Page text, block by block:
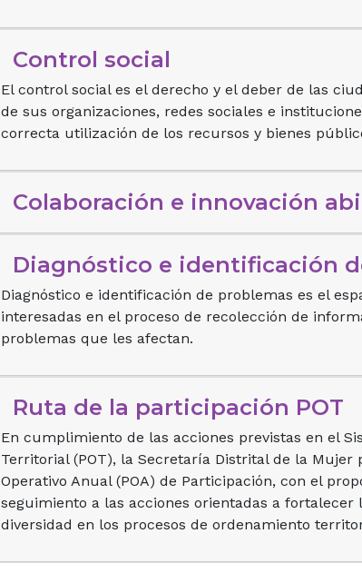
Control social
El control social es el derecho y el deber de las
de sus organizaciones, redes sociales e
correcta utilización de los recursos y bienes
Colaboración e innovación
Diagnóstico e identificación
Diagnóstico e identificación de problemas es el
interesadas en el proceso de recolección de
problemas que les afectan.
Ruta de la participación POT
En cumplimiento de las acciones previstas en el
Territorial (POT), la Secretaría Distrital de la Mujer
Operativo Anual (POA) de Participación, con el
seguimiento a las acciones orientadas a
diversidad en los procesos de ordenamiento